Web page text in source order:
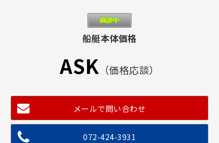
船艇本体価格
ASK （価格応談）
メールで問い合わせ
072-424-3931